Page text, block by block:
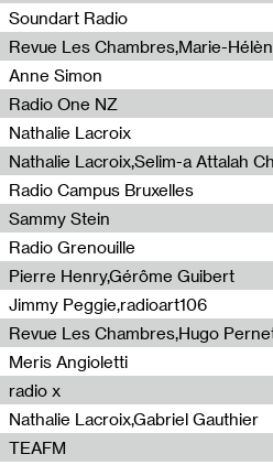
Soundart Radio
Revue Les Chambres,Marie-
Anne Simon
Radio One NZ
Nathalie Lacroix
Nathalie Lacroix,Selim-a Attalah
Radio Campus Bruxelles
Sammy Stein
Radio Grenouille
Pierre Henry,Gérôme Guibert
Jimmy Peggie,radioart106
Revue Les Chambres,Hugo
Meris Angioletti
radio x
Nathalie Lacroix,Gabriel Gauthier
TEAFM